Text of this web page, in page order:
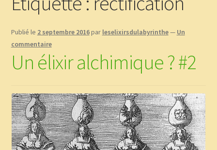
Boutique
CGV
Commande
Copinage
Demandez le message que vous réservent les plantes !
Publié le 2 septembre 2016par leselixirsdulabyrinthe— Un
commentaire
Un élixir alchimique ? #2